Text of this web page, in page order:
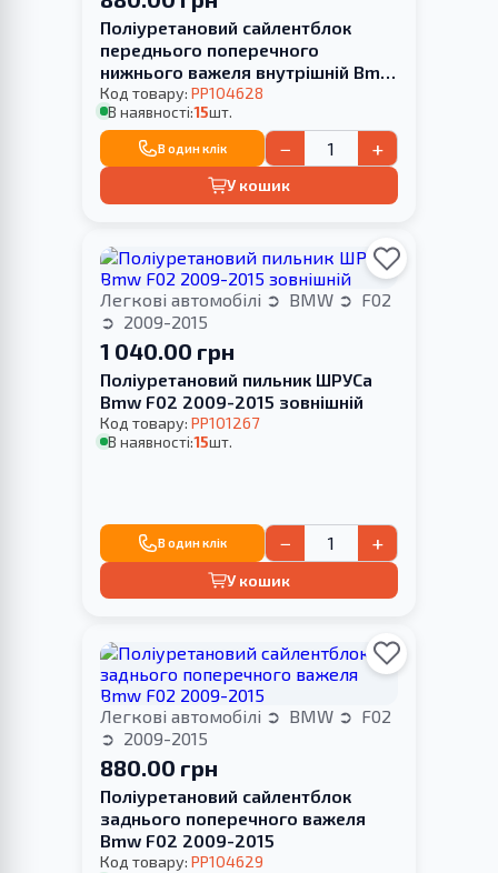
Поліуретановий сайлентблок
переднього поперечного
нижнього важеля внутрішній Bmw
F02 2009-2015
Код товару: PP104628
В наявності:15шт.
В один клік − +
У кошик
Легкові автомобілі BMW
F02
2009-2015
1 040.00 грн
Поліуретановий пильник ШРУСа
Bmw F02 2009-2015 зовнішній
Код товару: PP101267
В наявності:15шт.
В один клік − +
У кошик
Легкові автомобілі BMW
F02
2009-2015
880.00 грн
Поліуретановий сайлентблок
заднього поперечного важеля
Bmw F02 2009-2015
Код товару: PP104629